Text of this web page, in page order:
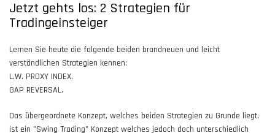
Jetzt gehts los: 2 Strategien für
Tradingeinsteiger
Lernen Sie heute die folgende beiden brandneuen und leicht
verständlichen Strategien kennen:
L.W. PROXY INDEX.
GAP REVERSAL.
Das übergeordnete Konzept, welches beiden Strategien zu Grunde liegt,
ist ein "Swing Trading" Konzept welches jedoch doch unterschiedlich